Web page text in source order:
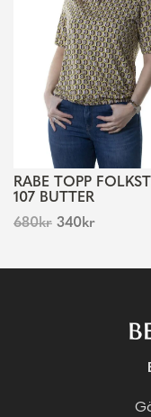
RABE TOPP
107 BUTTER
680kr 340kr